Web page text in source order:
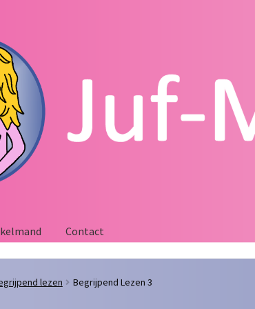
Contact
voorwaarden Blog Contact
lezen Begrijpend Lezen 3